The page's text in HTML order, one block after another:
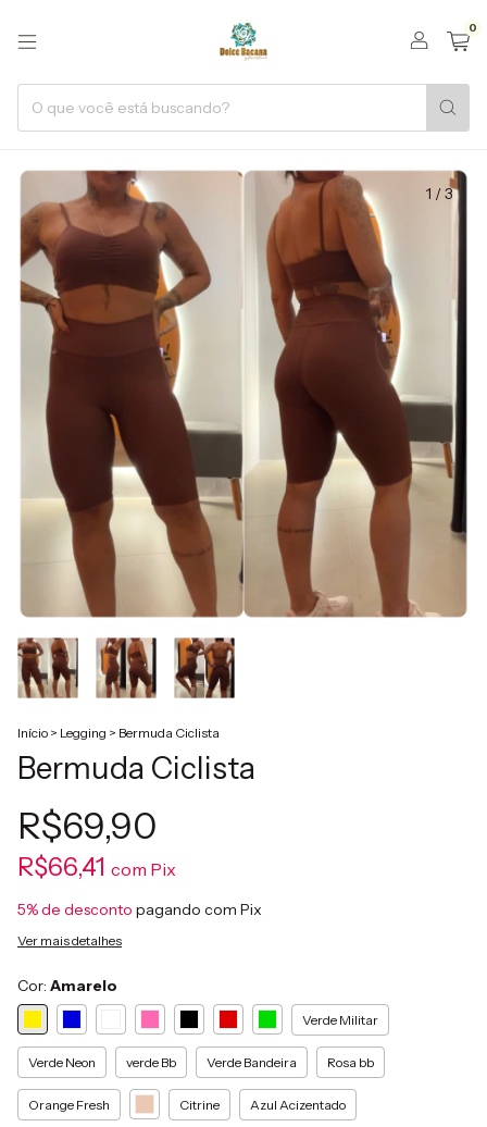
0
1 /3
Início > Legging > Bermuda Ciclista
Bermuda Ciclista
R$69,90
R$66,41 com Pix
5% de desconto pagando com Pix
Ver mais detalhes
Cor: Amarelo
Verde Militar
Verde Neon verde Bb Verde Bandeira Rosa bb
Orange Fresh Citrine Azul Acizentado